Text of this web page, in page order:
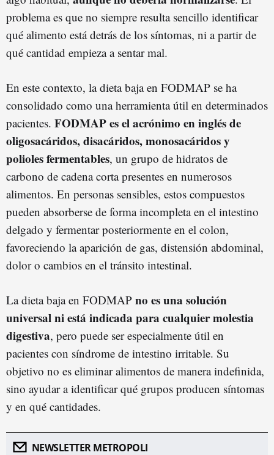
problema es que no siempre resulta sencillo identificar
qué alimento está detrás de los síntomas, ni a partir de
qué cantidad empieza a sentar mal.
En este contexto, la dieta baja en FODMAP se ha
consolidado como una herramienta útil en determinados
pacientes. FODMAP es el acrónimo en inglés de
oligosacáridos, disacáridos, monosacáridos y
polioles fermentables, un grupo de hidratos de
carbono de cadena corta presentes en numerosos
alimentos. En personas sensibles, estos compuestos
pueden absorberse de forma incompleta en el intestino
delgado y fermentar posteriormente en el colon,
favoreciendo la aparición de gas, distensión abdominal,
dolor o cambios en el tránsito intestinal.
La dieta baja en FODMAP no es una solución
universal ni está indicada para cualquier molestia
digestiva, pero puede ser especialmente útil en
pacientes con síndrome de intestino irritable. Su
objetivo no es eliminar alimentos de manera indefinida,
sino ayudar a identificar qué grupos producen síntomas
y en qué cantidades.
NEWSLETTER METROPOLI